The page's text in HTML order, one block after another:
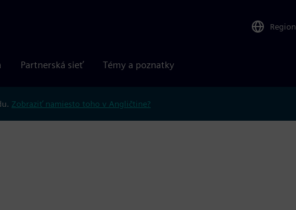
Region
Partnerská sieť Témy a poznatky
Zobraziť namiesto toho v Angličtine?